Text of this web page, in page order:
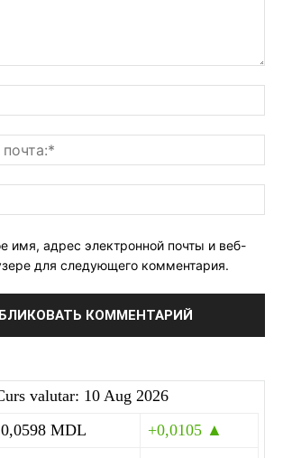
имя, адрес электронной почты и веб-
для следующего комментария.
valutar: 10 Aug 2026
MDL
+0,0105 ▲